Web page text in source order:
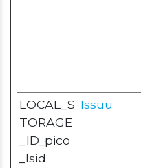
LOCAL_S
TORAGE
_ID_pico
_lsid
Issuu